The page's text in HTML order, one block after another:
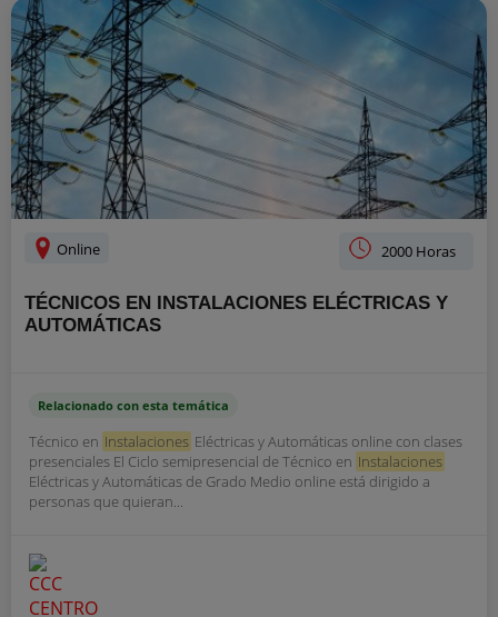
Online 2000 Horas
TÉCNICOS EN INSTALACIONES ELÉCTRICAS Y
AUTOMÁTICAS
Relacionado con esta temática
Técnico en Instalaciones Eléctricas y Automáticas online con clases
presenciales El Ciclo semipresencial de Técnico en Instalaciones
Eléctricas y Automáticas de Grado Medio online está dirigido a
personas que quieran...